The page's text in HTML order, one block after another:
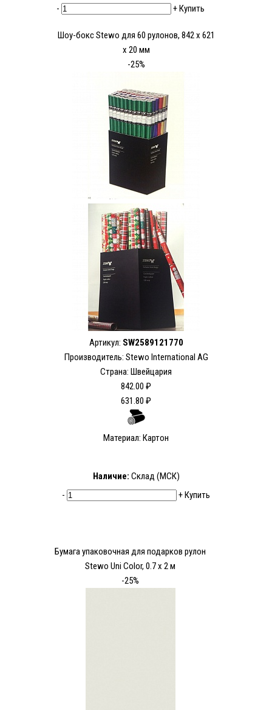
-
+Купить
Шоу-бокс Stewo для 60 рулонов, 842 x 621
x 20 мм
-25%
Артикул: SW2589121770
Производитель: Stewo International AG
Страна: Швейцария
842.00 ₽
631.80 ₽
Материал: Картон
Наличие: Склад (МСК)
-
+Купить
Бумага упаковочная для подарков рулон
Stewo Uni Color, 0.7 x 2 м
-25%